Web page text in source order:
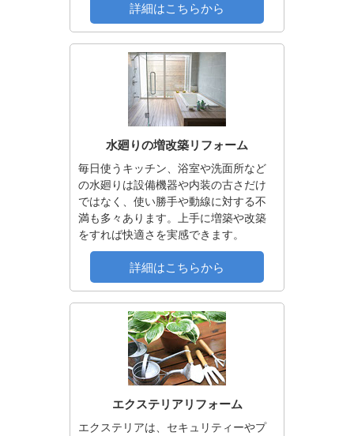
詳細はこちらから
水廻りの増改築リフォーム
毎日使うキッチン、浴室や洗面所など
の水廻りは設備機器や内装の古さだけ
ではなく、使い勝手や動線に対する不
満も多々あります。上手に増築や改築
をすれば快適さを実感できます。
詳細はこちらから
エクステリアリフォーム
エクステリアは、セキュリティーやプ